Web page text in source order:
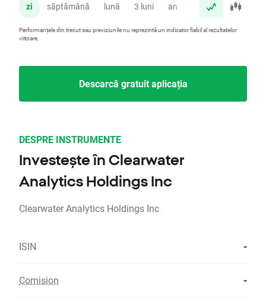
zi săptămână lună 3 luni an
Performanțele din trecut sau previziunile nu reprezintă un indicator fiabil al rezultatelor
viitoare.
Descarcă gratuit aplicația
DESPRE INSTRUMENTE
Investește în Clearwater
Analytics Holdings Inc
Clearwater Analytics Holdings Inc
ISIN -
Comision -